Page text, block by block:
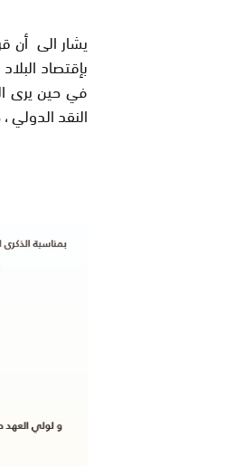
يشار الى أن
بإقتصاد
في حين يرى
النقد